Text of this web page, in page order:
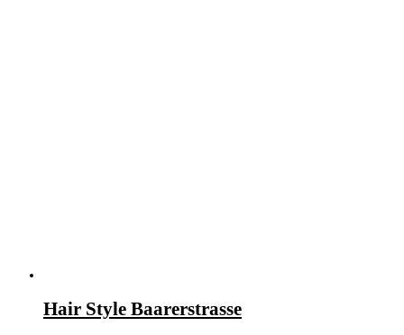
Hair Style Baarerstrasse